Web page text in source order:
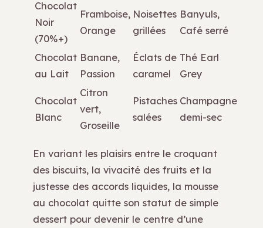
Chocolat
Noir
(70%+)
Framboise,
Orange
Noisettes
grillées
Banyuls,
Café serré
Chocolat
au Lait
Banane,
Passion
Éclats de
caramel
Thé Earl
Grey
Chocolat
Blanc
Citron
vert,
Groseille
Pistaches
salées
Champagne
demi-sec
En variant les plaisirs entre le croquant
des biscuits, la vivacité des fruits et la
justesse des accords liquides, la mousse
au chocolat quitte son statut de simple
dessert pour devenir le centre d’une